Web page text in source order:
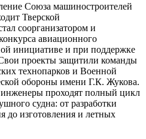
Союза машиностроителей
Тверской
соорганизатором и
авиационного
инициативе и при поддержке
проекты защитили команды
технопарков и Военной
обороны имени Г.К. Жукова.
проходят полный цикл
судна: от разработки
до изготовления и летных